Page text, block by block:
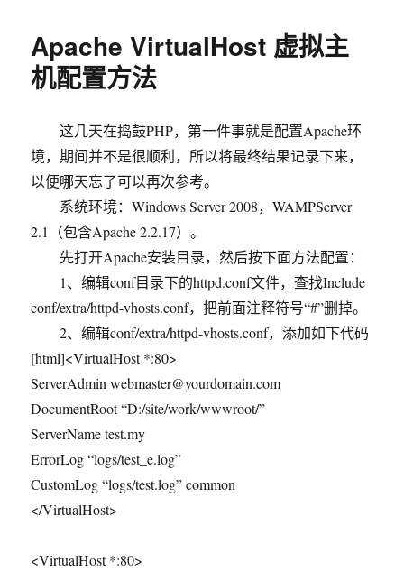
目
方
法
Apache VirtualHost 虚拟主
机配置方法
这几天在捣鼓PHP，第一件事就是配置Apache环
境，期间并不是很顺利，所以将最终结果记录下来，
以便哪天忘了可以再次参考。
系统环境：Windows Server 2008，WAMPServer
2.1（包含Apache 2.2.17）。
先打开Apache安装目录，然后按下面方法配置：
1、编辑conf目录下的httpd.conf文件，查找Include
conf/extra/httpd-vhosts.conf，把前面注释符号“#”删掉。
2、编辑conf/extra/httpd-vhosts.conf，添加如下代码
[html]<VirtualHost *:80>
ServerAdmin webmaster@yourdomain.com
DocumentRoot “D:/site/work/wwwroot/”
ServerName test.my
ErrorLog “logs/test_e.log”
CustomLog “logs/test.log” common
</VirtualHost>
<VirtualHost *:80>